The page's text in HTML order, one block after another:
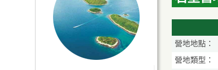
營地地點：
營地類型：